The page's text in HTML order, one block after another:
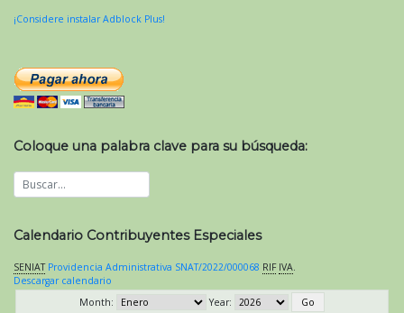
¡Considere instalar Adblock Plus!
Coloque una palabra clave para su búsqueda:
Calendario Contribuyentes Especiales
SENIAT Providencia Administrativa SNAT/2022/000068 RIF IVA.
Descargar calendario
Month:
Year: